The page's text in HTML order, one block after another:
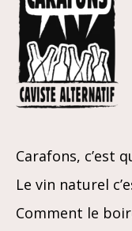
Carafons, c’est
Le vin naturel
Comment le